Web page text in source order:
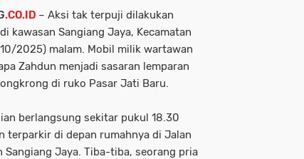
.CO.ID – Aksi tak terpuji dilakukan
kawasan Sangiang Jaya, Kecamatan
2025) malam. Mobil milik wartawan
Zahdun menjadi sasaran lemparan
di ruko Pasar Jati Baru.
berlangsung sekitar pukul 18.30
terparkir di depan rumahnya di Jalan
Sangiang Jaya. Tiba-tiba, seorang pria